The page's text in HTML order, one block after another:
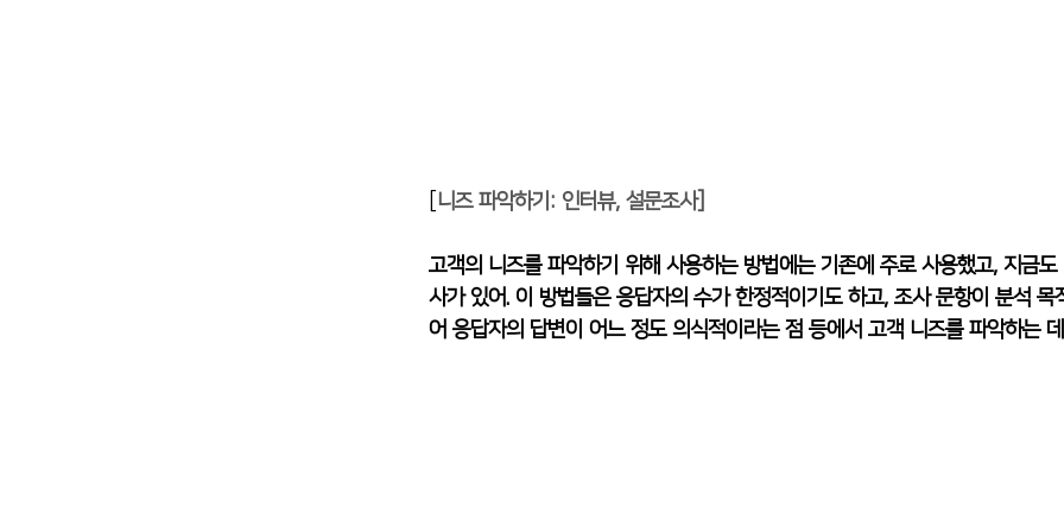
니즈 파악하기: 인터뷰, 설문조사]
고객의 니즈를 파악하기 위해 사용하는 방법에는 기존에 주로 사용했고, 지금
사가 있어. 이 방법들은 응답자의 수가 한정적이기도 하고, 조사 문항이 분석 목
어 응답자의 답변이 어느 정도 의식적이라는 점 등에서 고객 니즈를 파악하는